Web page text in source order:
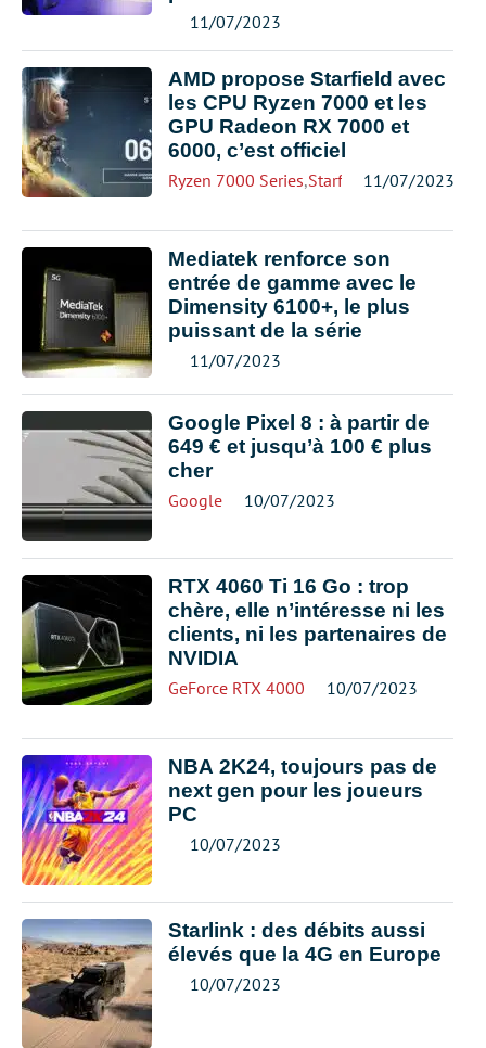
11/07/2023
AMD propose Starfield avec
les CPU Ryzen 7000 et les
GPU Radeon RX 7000 et
6000, c’est officiel
Ryzen 7000 Series,Starfield11/07/2023
Mediatek renforce son
entrée de gamme avec le
Dimensity 6100+, le plus
puissant de la série
11/07/2023
Google Pixel 8 : à partir de
649 € et jusqu’à 100 € plus
cher
Google 10/07/2023
RTX 4060 Ti 16 Go : trop
chère, elle n’intéresse ni les
clients, ni les partenaires de
NVIDIA
GeForce RTX 4000 10/07/2023
NBA 2K24, toujours pas de
next gen pour les joueurs
PC
10/07/2023
Starlink : des débits aussi
élevés que la 4G en Europe
10/07/2023